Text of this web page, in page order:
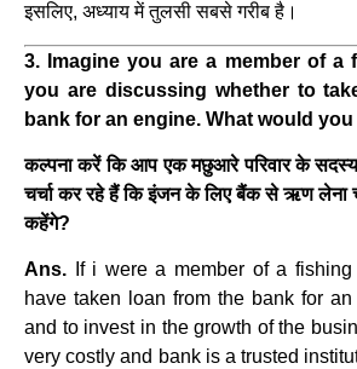
इसलिए, अध्याय में तुलसी सबसे गरीब है।
3. Imagine you are a member of a
you are discussing whether to
bank for an engine. What would
कल्पना करें कि आप एक मछुआरे परिवार के
चर्चा कर रहे हैं कि इंजन के लिए बैंक से ऋण लेना
कहेंगे?
Ans. If i were a member of a
have taken loan from the bank for
and to invest in the growth of the
very costly and bank is a trusted